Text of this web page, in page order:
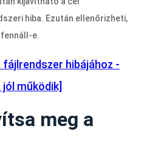
hiba. Ezután ellenőrizheti,
e.
fájlrendszer hibájához -
működik]
meg a